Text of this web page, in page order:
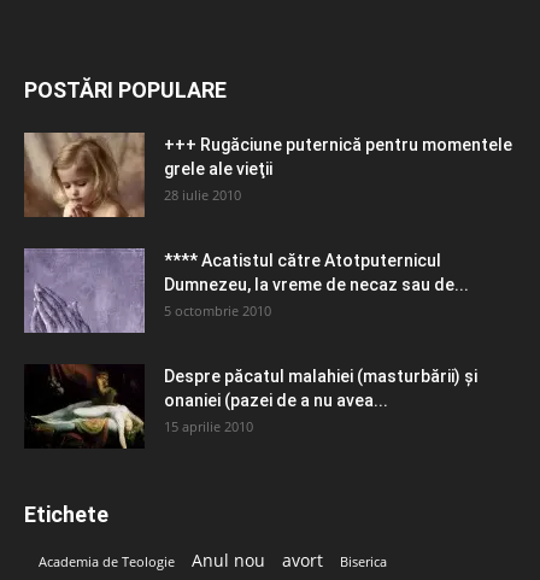
POSTĂRI POPULARE
+++ Rugăciune puternică pentru momentele
grele ale vieţii
28 iulie 2010
**** Acatistul către Atotputernicul
Dumnezeu, la vreme de necaz sau de...
5 octombrie 2010
Despre păcatul malahiei (masturbării) şi
onaniei (pazei de a nu avea...
15 aprilie 2010
Etichete
Academia de Teologie Anul nou avort Biserica